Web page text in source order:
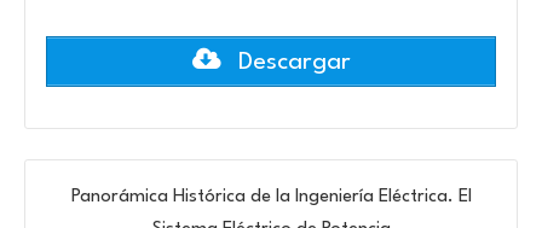
Descargar
Panorámica Histórica de la Ingeniería Eléctrica. El